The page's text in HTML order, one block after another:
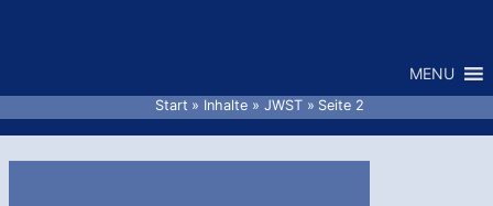
MENU
Start Inhalte JWST Seite 2